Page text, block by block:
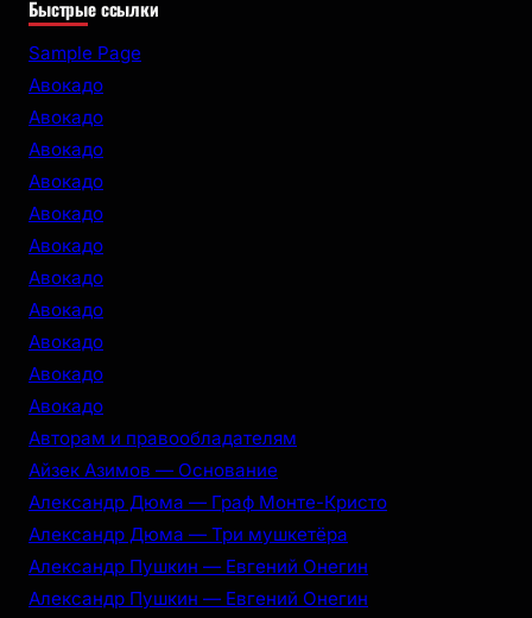
a
r
Быстрые ссылки
Sample Page
Авокадо
Авокадо
Авокадо
Авокадо
Авокадо
Авокадо
Авокадо
Авокадо
Авокадо
Авокадо
Авокадо
Авторам и правообладателям
Айзек Азимов — Основание
Александр Дюма — Граф Монте-Кристо
Александр Дюма — Три мушкетёра
Александр Пушкин — Евгений Онегин
Александр Пушкин — Евгений Онегин